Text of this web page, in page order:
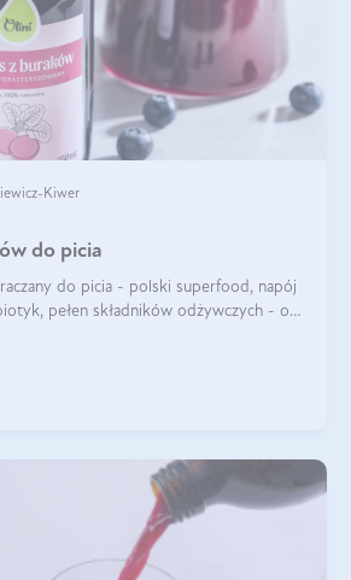
Kiwer
do picia
do picia - polski superfood, napój
pełen składników odżywczych - o